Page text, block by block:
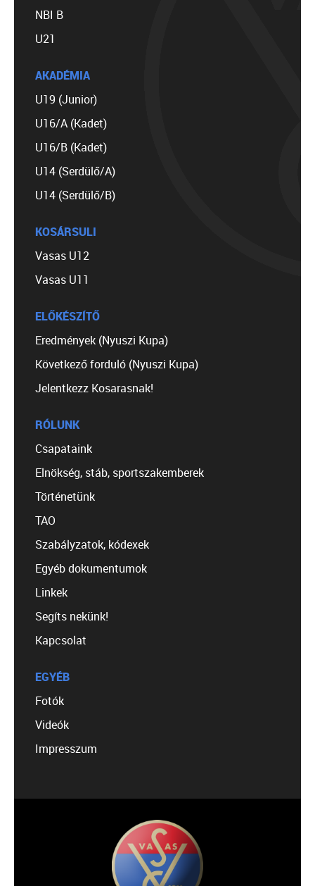
NBI B
U21
AKADÉMIA
U19 (Junior)
U16/A (Kadet)
U16/B (Kadet)
U14 (Serdülő/A)
U14 (Serdülő/B)
KOSÁRSULI
Vasas U12
Vasas U11
ELŐKÉSZÍTŐ
Eredmények (Nyuszi Kupa)
Következő forduló (Nyuszi Kupa)
Jelentkezz Kosarasnak!
RÓLUNK
Csapataink
Elnökség, stáb, sportszakemberek
Történetünk
TAO
Szabályzatok, kódexek
Egyéb dokumentumok
Linkek
Segíts nekünk!
Kapcsolat
EGYÉB
Fotók
Videók
Impresszum